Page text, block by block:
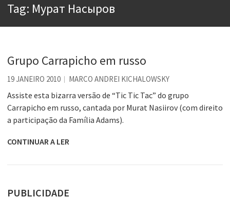
Aprender a fracassar é o segredo do sucesso
Esse tal de Rock Gaúcho
Os causos de Jorge Luis Borges
Voto obrigatório é correto?
Se queres salvar o mundo, o veganismo não é a resposta
Tag: Мурат Насыров
Grupo Carrapicho em russo
19 JANEIRO 2010 MARCO ANDREI KICHALOWSKY
Assiste esta bizarra versão de “Tic Tic Tac” do grupo
Carrapicho em russo, cantada por Murat Nasiirov (com direito
a participação da Família Adams).
CONTINUAR A LER
PUBLICIDADE